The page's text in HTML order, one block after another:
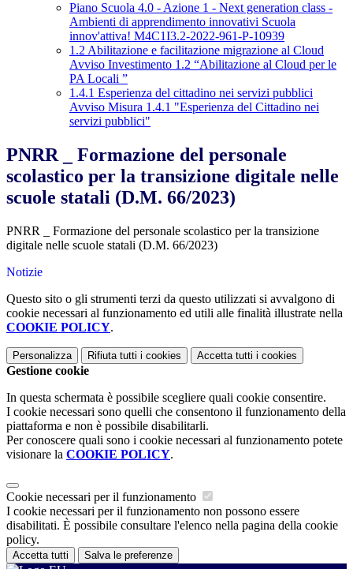
Piano Scuola 4.0 - Azione 1 - Next generation class -
Ambienti di apprendimento innovativi Scuola
innov'attiva! M4C1I3.2-2022-961-P-10939
1.2 Abilitazione e facilitazione migrazione al Cloud
Avviso Investimento 1.2 “Abilitazione al Cloud per le
PA Locali ”
1.4.1 Esperienza del cittadino nei servizi pubblici
Avviso Misura 1.4.1 "Esperienza del Cittadino nei
servizi pubblici"
PNRR _ Formazione del personale
scolastico per la transizione digitale nelle
scuole statali (D.M. 66/2023)
PNRR _ Formazione del personale scolastico per la transizione
digitale nelle scuole statali (D.M. 66/2023)
Notizie
Questo sito o gli strumenti terzi da questo utilizzati si avvalgono di
cookie necessari al funzionamento ed utili alle finalità illustrate nella
COOKIE POLICY.
Personalizza Rifiuta tutti i cookies Accetta tutti i cookies
Gestione cookie
In questa schermata è possibile scegliere quali cookie consentire.
I cookie necessari sono quelli che consentono il funzionamento della
piattaforma e non è possibile disabilitarli.
Per conoscere quali sono i cookie necessari al funzionamento potete
visionare la COOKIE POLICY.
Cookie necessari per il funzionamento
I cookie necessari per il funzionamento non possono essere
disabilitati. È possibile consultare l'elenco nella pagina della cookie
policy.
Accetta tutti Salva le preferenze